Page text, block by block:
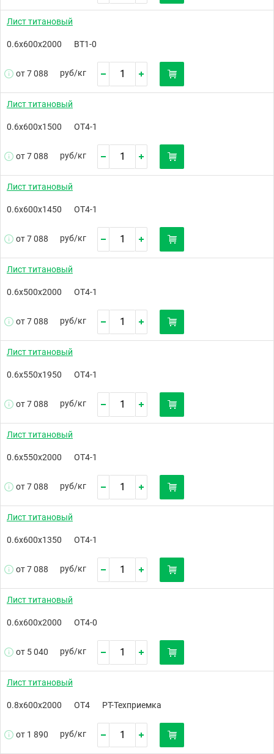
Лист титановый
0.6х600х2000 ВТ1-0
от 7 088 руб/кг
Лист титановый
0.6х600х1500 ОТ4-1
от 7 088 руб/кг
Лист титановый
0.6х600х1450 ОТ4-1
от 7 088 руб/кг
Лист титановый
0.6х500х2000 ОТ4-1
от 7 088 руб/кг
Лист титановый
0.6х550х1950 ОТ4-1
от 7 088 руб/кг
Лист титановый
0.6х550х2000 ОТ4-1
от 7 088 руб/кг
Лист титановый
0.6х600х1350 ОТ4-1
от 7 088 руб/кг
Лист титановый
0.6х600х2000 ОТ4-0
от 5 040 руб/кг
Лист титановый
0.8х600х2000 ОТ4 РТ-Техприемка
от 1 890 руб/кг